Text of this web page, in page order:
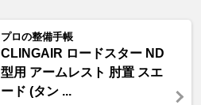
プロの整備手帳
CLINGAIR ロードスター ND
型用 アームレスト 肘置 スエ
ード (タン ...